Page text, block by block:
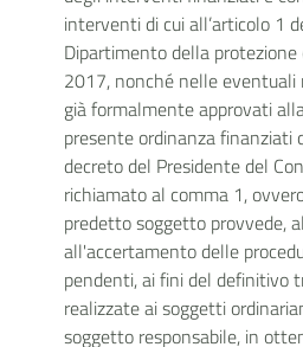
interventi di cui all’articolo 1
Dipartimento della
2017, nonché nelle eventuali
già formalmente approvati
presente ordinanza finanziati
decreto del Presidente del
richiamato al comma 1,
predetto soggetto provvede,
all'accertamento delle
pendenti, ai fini del definitivo
realizzate ai soggetti
soggetto responsabile, in